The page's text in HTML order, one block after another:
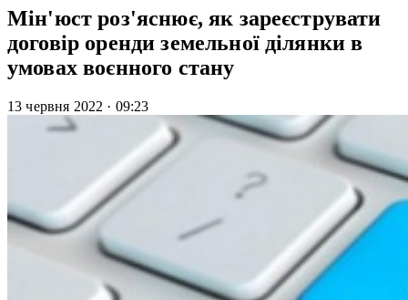
Мін'юст роз'яснює, як зареєструвати
договір оренди земельної ділянки в
умовах воєнного стану
13 червня 2022 · 09:23